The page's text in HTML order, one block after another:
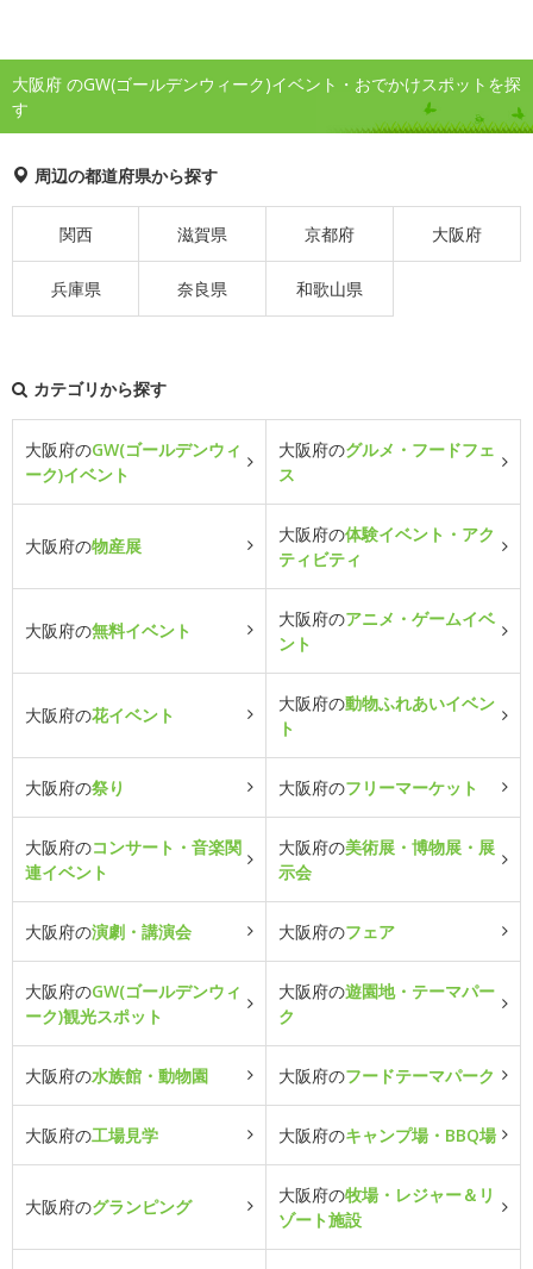
大阪府 のGW(ゴールデンウィーク)イベント・おでかけスポットを探
す
周辺の都道府県から探す
関西 滋賀県 京都府 大阪府
兵庫県 奈良県 和歌山県
カテゴリから探す
大阪府のGW(ゴールデンウィ
ーク)イベント
大阪府のグルメ・フードフェ
ス
大阪府の物産展
大阪府の体験イベント・アク
ティビティ
大阪府の無料イベント
大阪府のアニメ・ゲームイベ
ント
大阪府の花イベント
大阪府の動物ふれあいイベン
ト
大阪府の祭り 大阪府のフリーマーケット
大阪府のコンサート・音楽関
連イベント
大阪府の美術展・博物展・展
示会
大阪府の演劇・講演会 大阪府のフェア
大阪府のGW(ゴールデンウィ
ーク)観光スポット
大阪府の遊園地・テーマパー
ク
大阪府の水族館・動物園 大阪府のフードテーマパーク
大阪府の工場見学 大阪府のキャンプ場・BBQ場
大阪府のグランピング
大阪府の牧場・レジャー＆リ
ゾート施設